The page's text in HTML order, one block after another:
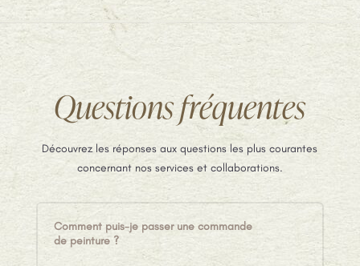
Questions fréquentes
Découvrez les réponses aux questions les plus courantes
concernant nos services et collaborations.
Comment puis-je passer une commande
de peinture ?